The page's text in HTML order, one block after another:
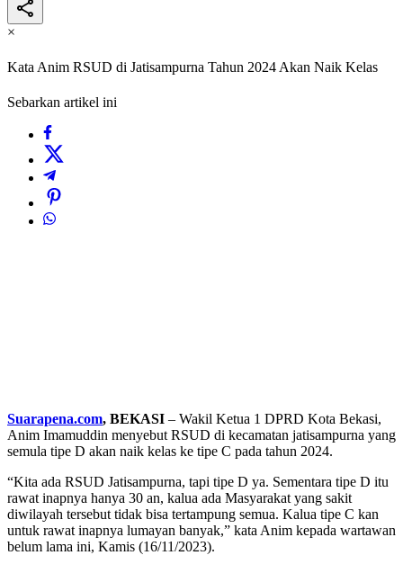
×
Kata Anim RSUD di Jatisampurna Tahun 2024 Akan Naik Kelas
Sebarkan artikel ini
Suarapena.com, BEKASI – Wakil Ketua 1 DPRD Kota Bekasi,
Anim Imamuddin menyebut RSUD di kecamatan jatisampurna yang
semula tipe D akan naik kelas ke tipe C pada tahun 2024.
“Kita ada RSUD Jatisampurna, tapi tipe D ya. Sementara tipe D itu
rawat inapnya hanya 30 an, kalua ada Masyarakat yang sakit
diwilayah tersebut tidak bisa tertampung semua. Kalua tipe C kan
untuk rawat inapnya lumayan banyak,” kata Anim kepada wartawan
belum lama ini, Kamis (16/11/2023).